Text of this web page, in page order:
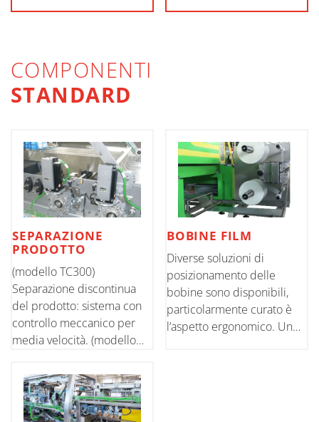
COMPONENTI
STANDARD
SEPARAZIONE
PRODOTTO
(modello TC300)
Separazione discontinua
del prodotto: sistema con
controllo meccanico per
media velocità. (modello
continua del prodotto:
Sistema con separazione
elettronica per velocità
BOBINE FILM
Diverse soluzioni di
posizionamento delle
bobine sono disponibili,
particolarmente curato è
l’aspetto ergonomico. Un